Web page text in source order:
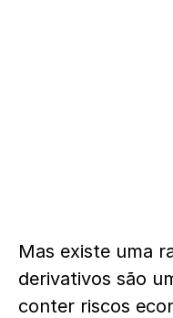
Mas existe uma
derivativos são
conter riscos